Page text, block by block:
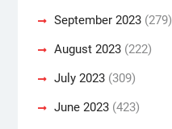
September 2023(279)
August 2023(222)
July 2023(309)
June 2023(423)